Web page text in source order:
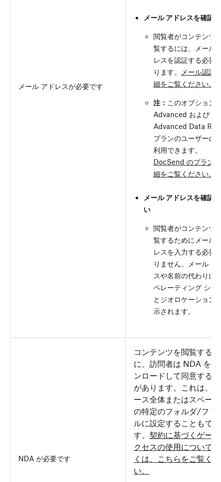
メール アドレスが必要です
メール アドレスを確認
閲覧者がコンテンツ
覧するには、メール
レスを認証する必要
ります。
メール認証
細をご覧ください。
注： このオプション
Advanced および
Advanced Data
プランのユーザーの
利用できます。
DocSend のプラン
細をご覧ください。
メール アドレスを確認
い
閲覧者がコンテンツ
覧するためにメール
レスを入力する必要
りません。メール ア
スや名前の代わりに
ペレーティング シス
とジオロケーション
示されます。
NDA が必要です
コンテンツを閲覧する前
に、訪問者は NDA をダ
ンロードして同意する
があります。これは、
ース全体またはスペー
の特定のフォルダ/ファ
ルに設定することもで
す。 契約に基づくゲー
クセスの使用について
くは、こちらをご覧く
い。